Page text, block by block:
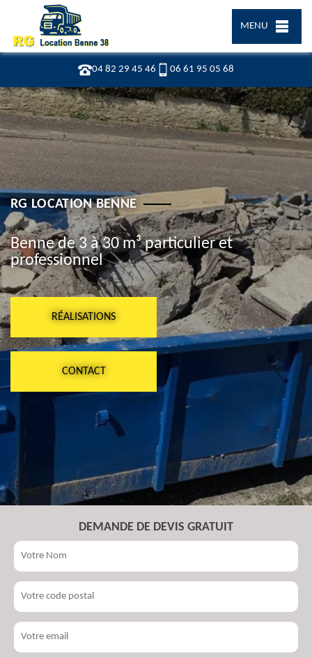
04 82 29 45 46 06 61 95 05 68
MENU
RG LOCATION BENNE
Benne de 3 à 30 m³ particulier et
professionnel
RÉALISATIONS
CONTACT
DEMANDE DE DEVIS GRATUIT